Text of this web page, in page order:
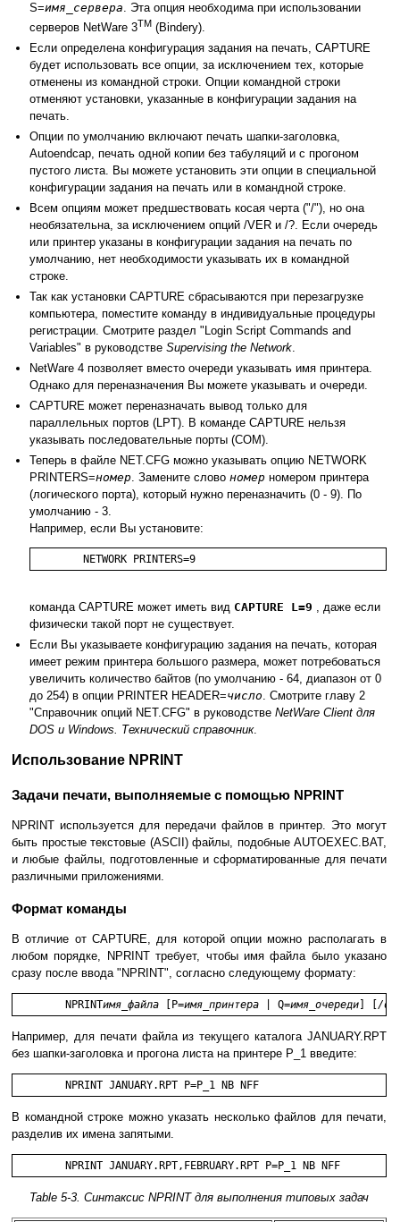
S=имя_сервера. Эта опция необходима при использовании
серверов NetWare 3TM (Bindery).
Если определена конфигурация задания на печать, CAPTURE
будет использовать все опции, за исключением тех, которые
отменены из командной строки. Опции командной строки
отменяют установки, указанные в конфигурации задания на
печать.
Опции по умолчанию включают печать шапки-заголовка,
Autoendcap, печать одной копии без табуляций и с прогоном
пустого листа. Вы можете установить эти опции в специальной
конфигурации задания на печать или в командной строке.
Всем опциям может предшествовать косая черта ("/"), но она
необязательна, за исключением опций /VER и /?. Если очередь
или принтер указаны в конфигурации задания на печать по
умолчанию, нет необходимости указывать их в командной
строке.
Так как установки CAPTURE сбрасываются при перезагрузке
компьютера, поместите команду в индивидуальные процедуры
регистрации. Смотрите раздел "Login Script Commands and
Variables" в руководстве Supervising the Network.
NetWare 4 позволяет вместо очереди указывать имя принтера.
Однако для переназначения Вы можете указывать и очереди.
CAPTURE может переназначать вывод только для
параллельных портов (LPT). В команде CAPTURE нельзя
указывать последовательные порты (COM).
Теперь в файле NET.CFG можно указывать опцию NETWORK
PRINTERS=номер. Замените слово номер номером принтера
(логического порта), который нужно переназначить (0 - 9). По
умолчанию - 3.
Например, если Вы установите:
	NETWORK PRINTERS=9
команда CAPTURE может иметь вид CAPTURE L=9 , даже если
физически такой порт не существует.
Если Вы указываете конфигурацию задания на печать, которая
имеет режим принтера большого размера, может потребоваться
увеличить количество байтов (по умолчанию - 64, диапазон от 0
до 254) в опции PRINTER HEADER=число. Смотрите главу 2
"Справочник опций NET.CFG" в руководстве NetWare Client для
DOS и Windows. Технический справочник.
Использование NPRINT
Задачи печати, выполняемые с помощью NPRINT
NPRINT используется для передачи файлов в принтер. Это могут
быть простые текстовые (ASCII) файлы, подобные AUTOEXEC.BAT,
и любые файлы, подготовленные и сформатированные для печати
различными приложениями.
Формат команды
В отличие от CAPTURE, для которой опции можно располагать в
любом порядке, NPRINT требует, чтобы имя файла было указано
сразу после ввода "NPRINT", согласно следующему формату:
	NPRINT
имя_файла [P=имя_принтера | Q=имя_очереди /
Например, для печати файла из текущего каталога JANUARY.RPT
без шапки-заголовка и прогона листа на принтере P_1 введите:
	NPRINT JANUARY.RPT P=P_1 NB NFF
В командной строке можно указать несколько файлов для печати,
разделив их имена запятыми.
	NPRINT JANUARY.RPT,FEBRUARY.RPT P=P_1 NB NFF
Table 5-3. Синтаксис NPRINT для выполнения типовых задач